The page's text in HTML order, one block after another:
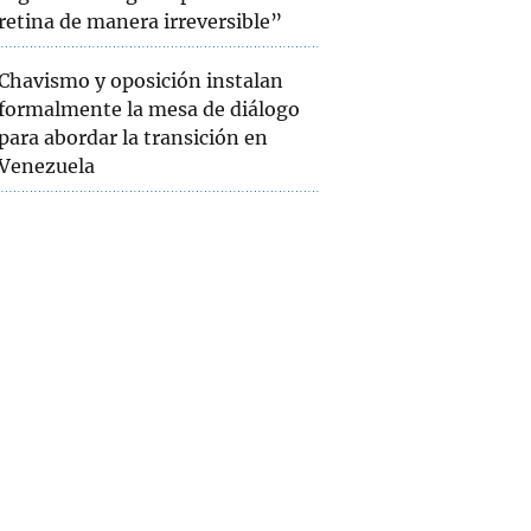
de manera irreversible”
y oposición instalan
la mesa de diálogo
abordar la transición en